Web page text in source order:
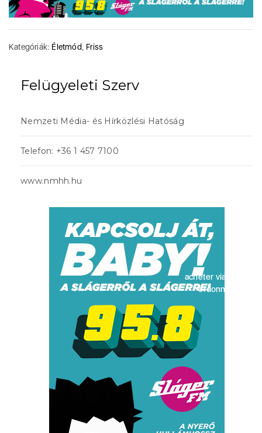
Kategóriák: Életmód Friss
Felügyeleti Szerv
Nemzeti Média- és Hírközlési Hatóság
Telefon: +36 1 457 7100
www.nmhh.hu
acheter viagra sans
ordonnance